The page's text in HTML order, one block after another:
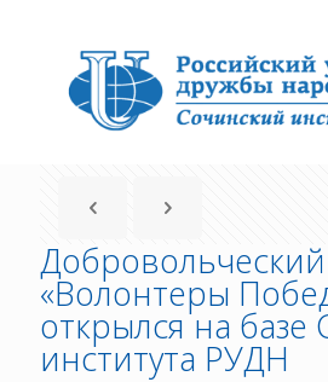
«Волонтеры
открылся на базе
института РУДН